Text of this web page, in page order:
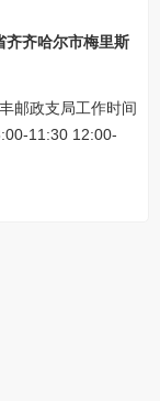
齐齐哈尔市梅里斯
邮政支局工作时间
11:30 12:00-